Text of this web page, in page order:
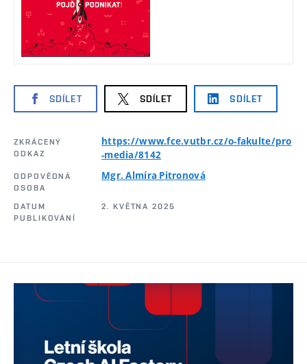
SDÍLET SDÍLET SDÍLET
ZKRÁCENÝ
ODKAZ
https://www.fce.vutbr.cz/o-fakulte/pro
-media/8142
ODPOVĚDNÁ
OSOBA
Mgr. Almíra Pitronová
DATUM
PUBLIKOVÁNÍ
2. KVĚTNA 2025